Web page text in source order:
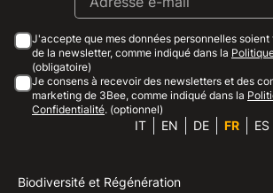
J'accepte que mes données personnelles
de la newsletter, comme indiqué dans la
(obligatoire)
Je consens à recevoir des newsletters et des
marketing de 3Bee, comme indiqué dans la
Confidentialité. (optionnel)
IT EN DE FR ES
Biodiversité et Régénération